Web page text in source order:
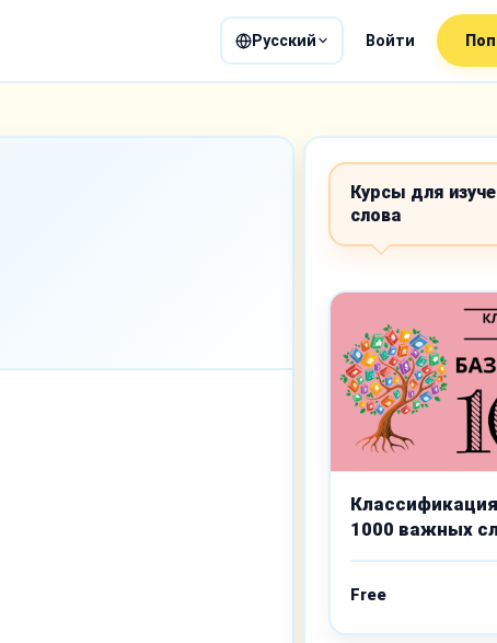
Русский Войти
Курсы для
слова
1000 важных
уровня
Free